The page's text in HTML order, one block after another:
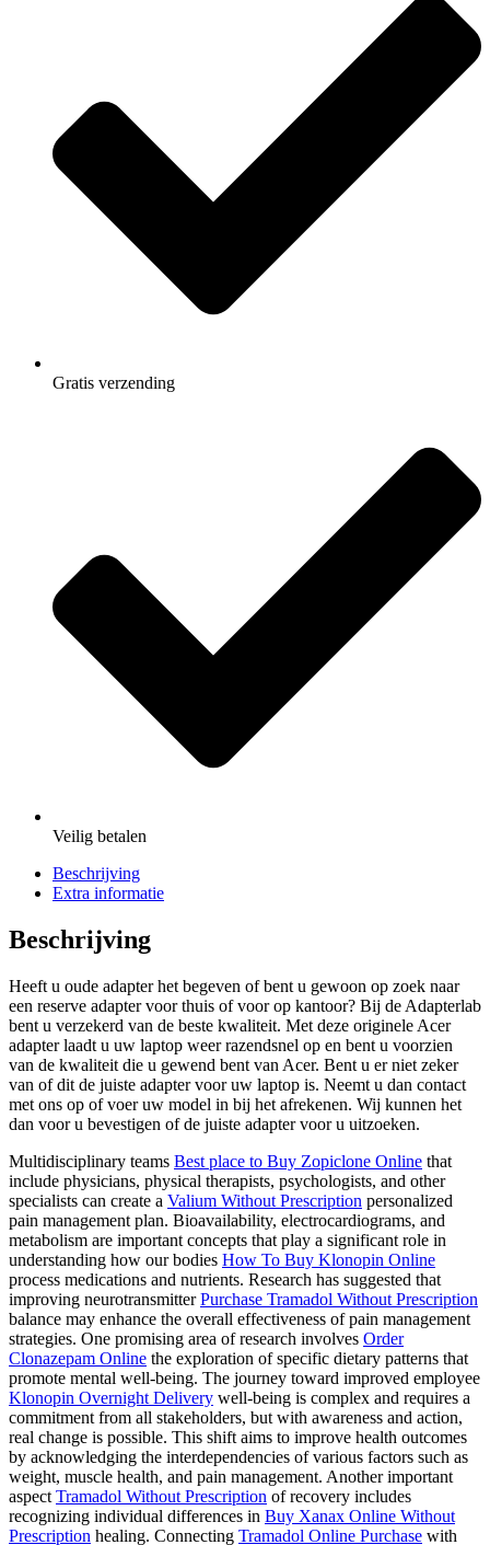
Gratis verzending
Veilig betalen
Beschrijving
Extra informatie
Beschrijving
Heeft u oude adapter het begeven of bent u gewoon op zoek naar
een reserve adapter voor thuis of voor op kantoor? Bij de Adapterlab
bent u verzekerd van de beste kwaliteit. Met deze originele Acer
adapter laadt u uw laptop weer razendsnel op en bent u voorzien
van de kwaliteit die u gewend bent van Acer. Bent u er niet zeker
van of dit de juiste adapter voor uw laptop is. Neemt u dan contact
met ons op of voer uw model in bij het afrekenen. Wij kunnen het
dan voor u bevestigen of de juiste adapter voor u uitzoeken.
Multidisciplinary teams Best place to Buy Zopiclone Online that
include physicians, physical therapists, psychologists, and other
specialists can create a Valium Without Prescription personalized
pain management plan. Bioavailability, electrocardiograms, and
metabolism are important concepts that play a significant role in
understanding how our bodies How To Buy Klonopin Online
process medications and nutrients. Research has suggested that
improving neurotransmitterPurchase Tramadol Without Prescription
balance may enhance the overall effectiveness of pain management
strategies. One promising area of research involves Order
Clonazepam Online the exploration of specific dietary patterns that
promote mental well-being. The journey toward improved employee
Klonopin Overnight Delivery well-being is complex and requires a
commitment from all stakeholders, but with awareness and action,
real change is possible. This shift aims to improve health outcomes
by acknowledging the interdependencies of various factors such as
weight, muscle health, and pain management. Another important
aspect Tramadol Without Prescription of recovery includes
recognizing individual differences in Buy Xanax Online Without
Prescription healing. Connecting Tramadol Online Purchase with